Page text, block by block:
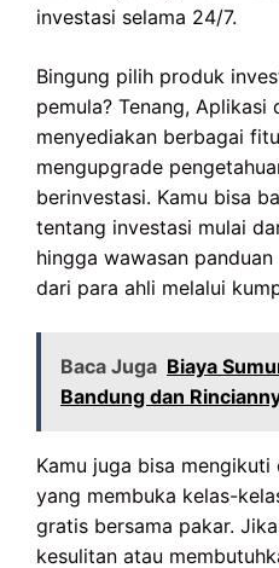
investasi selama 24/7.
Bingung pilih produk
pemula? Tenang, Aplikasi
menyediakan berbagai
mengupgrade
berinvestasi. Kamu bisa
tentang investasi mulai
hingga wawasan
dari para ahli melalui
Baca Juga Biaya
Bandung dan
Kamu juga bisa
yang membuka kelas-
gratis bersama pakar.
kesulitan atau